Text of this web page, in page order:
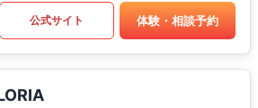
公式サイト 体験・相談予約